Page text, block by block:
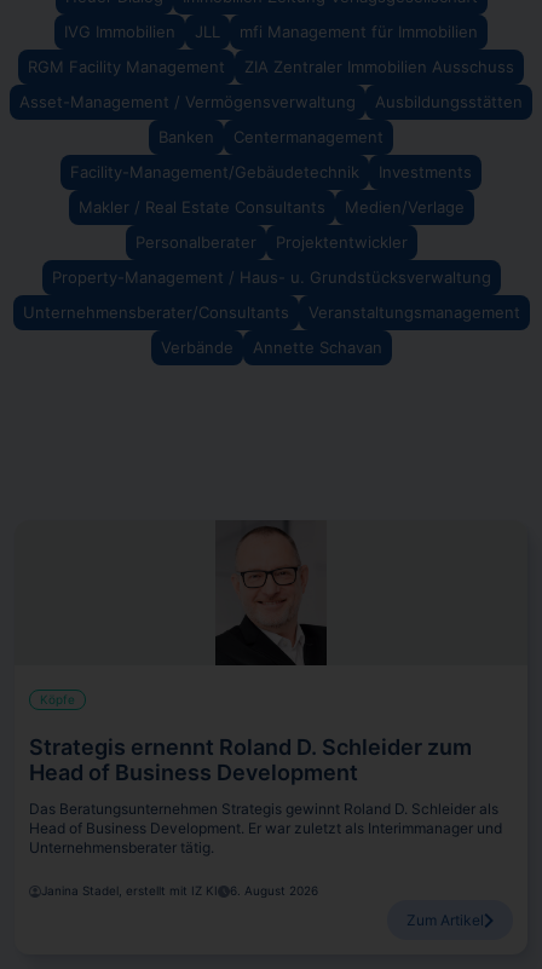
IVG Immobilien
JLL
mfi Management für Immobilien
RGM Facility Management
ZIA Zentraler Immobilien Ausschuss
Asset-Management / Vermögensverwaltung
Ausbildungsstätten
Banken
Centermanagement
Facility-Management/Gebäudetechnik
Investments
Makler / Real Estate Consultants
Medien/Verlage
Personalberater
Projektentwickler
Property-Management / Haus- u. Grundstücksverwaltung
Unternehmensberater/Consultants
Veranstaltungsmanagement
Verbände
Annette Schavan
Köpfe
Strategis ernennt Roland D. Schleider zum
Head of Business Development
Das Beratungsunternehmen Strategis gewinnt Roland D. Schleider als
Head of Business Development. Er war zuletzt als Interimmanager und
Unternehmensberater tätig.
Janina Stadel, erstellt mit IZ KI 6. August 2026
Zum Artikel